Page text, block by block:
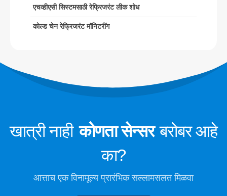
एचव्हीएसी सिस्टमसाठी रेफ्रिजरंट लीक शोध
कोल्ड चेन रेफ्रिजरंट मॉनिटरींग
खात्री नाही कोणता सेन्सर बरोबर आहे
का?
आत्ताच एक विनामूल्य प्रारंभिक सल्लामसलत मिळवा
एचव्हीएसी सिस्टमसाठी रेफ्रिजरंट लीक शोध
कोल्ड चेन रेफ्रिजरंट मॉनिटरींग
औद्योगिक रेफ्रिजरेशन गॅस देखरेख